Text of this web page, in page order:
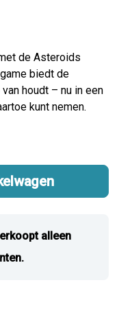
de Asteroids
biedt de
houdt – nu in een
kunt nemen.
alleen